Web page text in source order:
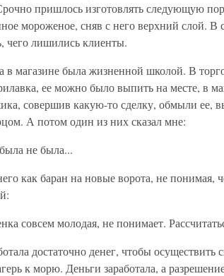
пришлось изготовлять следующую
мороженое, сняв с него верхний слой.
чего лишились клиенты.
в магазине была жизненной школой. В
ее можно было выпить на месте, в
совершив какую-то сделку, обмыли ее,
А потом один из них сказал мне:
не была...
как баран на новые ворота, не понимая,
совсем молодая, не понимает.
достаточно денег, чтобы осуществить
к морю. Деньги заработала, а